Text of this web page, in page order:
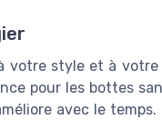
votre style et à
pour les bottes
avec le